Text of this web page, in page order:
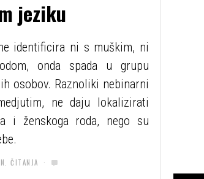
jeziku
identificira ni s muškim, ni
onda spada u grupu
osobov. Raznoliki nebinarni
ne daju lokalizirati
i ženskoga roda, nego su
ČITANJA